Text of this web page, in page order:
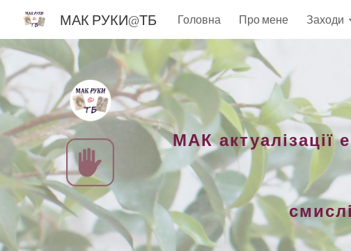
Skip to
МАК РУКИ@ТБ Головна Про мене Заходи
МАК актуалізації